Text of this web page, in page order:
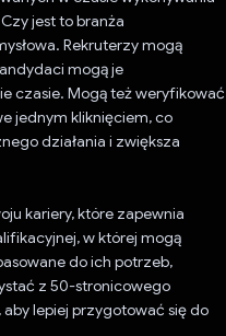
jest to branża
Rekruterzy mogą
mogą je
czasie. Mogą też weryfikować
jednym kliknięciem, co
działania i zwiększa
kariery, które zapewnia
w której mogą
do ich potrzeb,
z 50-stronicowego
lepiej przygotować się do